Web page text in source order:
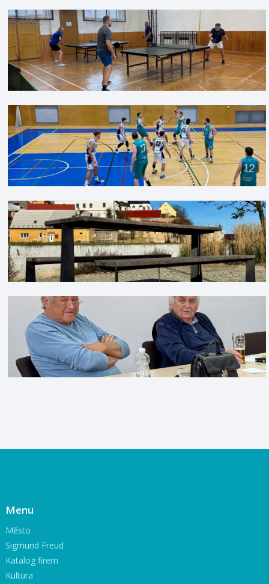
Menu
Město
Sigmund Freud
Katalog firem
Kultura